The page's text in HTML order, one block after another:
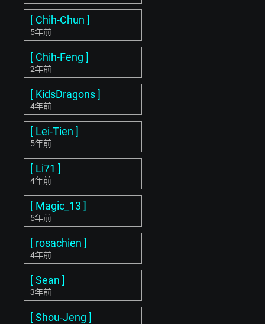
[ Chih-Chun ]
5年前
[ Chih-Feng ]
2年前
[ KidsDragons ]
4年前
[ Lei-Tien ]
5年前
[ Li71 ]
4年前
[ Magic_13 ]
5年前
[ rosachien ]
4年前
[ Sean ]
3年前
[ Shou-Jeng ]